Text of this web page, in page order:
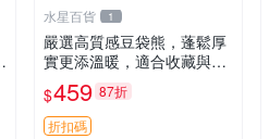
水星百貨 1
嚴選高質感豆袋熊，蓬鬆厚
實更添溫暖，適合收藏與休
憩。前胸填充飽滿，背部亦
具優雅設計。 豆袋熊 保暖
溫柔 蓬松
$459 87折
折扣碼